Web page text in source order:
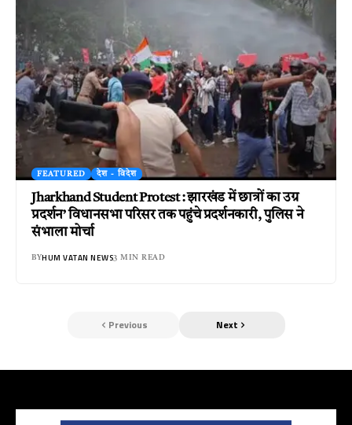
FEATURED देश - विदेश
Jharkhand Student Protest : झारखंड में छात्रों का उग्र
प्रदर्शन’ विधानसभा परिसर तक पहुंचे प्रदर्शनकारी, पुलिस ने
संभाला मोर्चा
BYHUM VATAN NEWS3 MIN READ
Previous Next